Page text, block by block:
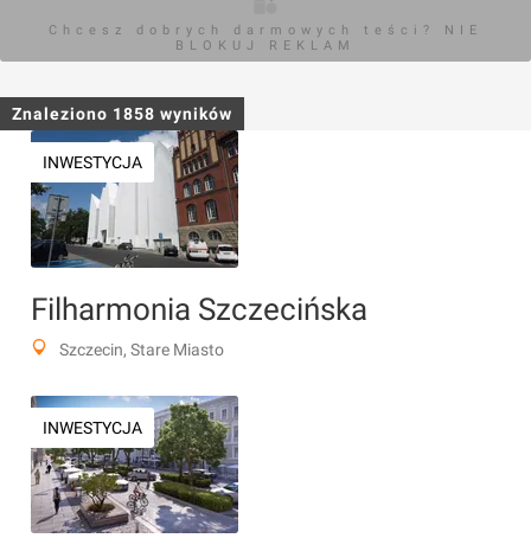
Chcesz dobrych darmowych teści? NIE
BLOKUJ REKLAM
Znaleziono 1858 wyników
INWESTYCJA
Filharmonia Szczecińska
Szczecin, Stare Miasto
INWESTYCJA